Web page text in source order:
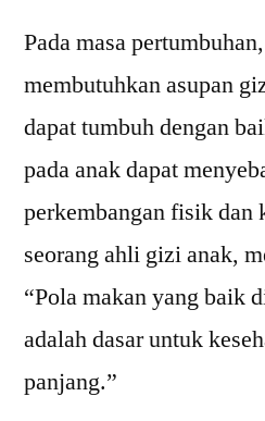
Pada masa
membutuhkan asupan
dapat tumbuh dengan
pada anak dapat
perkembangan fisik
seorang ahli gizi anak,
“Pola makan yang baik
adalah dasar untuk
panjang.”